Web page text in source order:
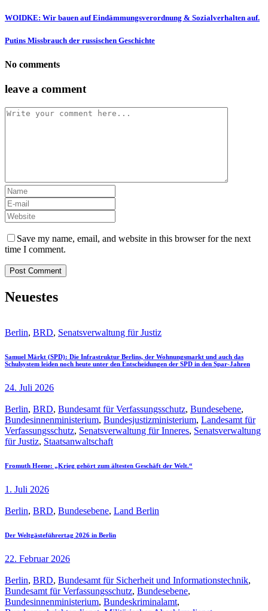
WOIDKE: Wir bauen auf Eindämmungsverordnung & Sozialverhalten auf.
Putins Missbrauch der russischen Geschichte
No comments
leave a comment
Save my name, email, and website in this browser for the next
time I comment.
Neuestes
Berlin, BRD, Senatsverwaltung für Justiz
Samuel Märkt (SPD): Die Infrastruktur Berlins, der Wohnungsmarkt und auch das
Schulsystem leiden noch heute unter den Entscheidungen der SPD in den Spar-Jahren
24. Juli 2026
Berlin, BRD, Bundesamt für Verfassungsschutz, Bundesebene,
Bundesinnenministerium, Bundesjustizministerium, Landesamt für
Verfassungsschutz, Senatsverwaltung für Inneres, Senatsverwaltung
für Justiz, Staatsanwaltschaft
Fromuth Heene: „Krieg gehört zum ältesten Geschäft der Welt.“
1. Juli 2026
Berlin, BRD, Bundesebene, Land Berlin
Der Weltgästeführertag 2026 in Berlin
22. Februar 2026
Berlin, BRD, Bundesamt für Sicherheit und Informationstechnik,
Bundesamt für Verfassungsschutz, Bundesebene,
Bundesinnenministerium, Bundeskriminalamt,